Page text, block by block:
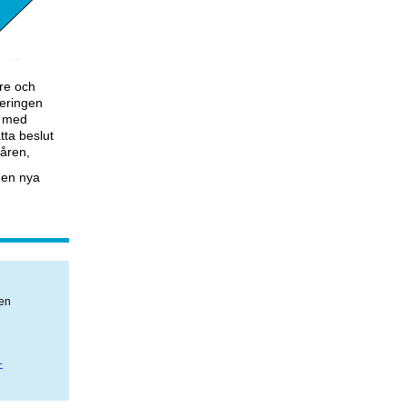
och
beslut
nya